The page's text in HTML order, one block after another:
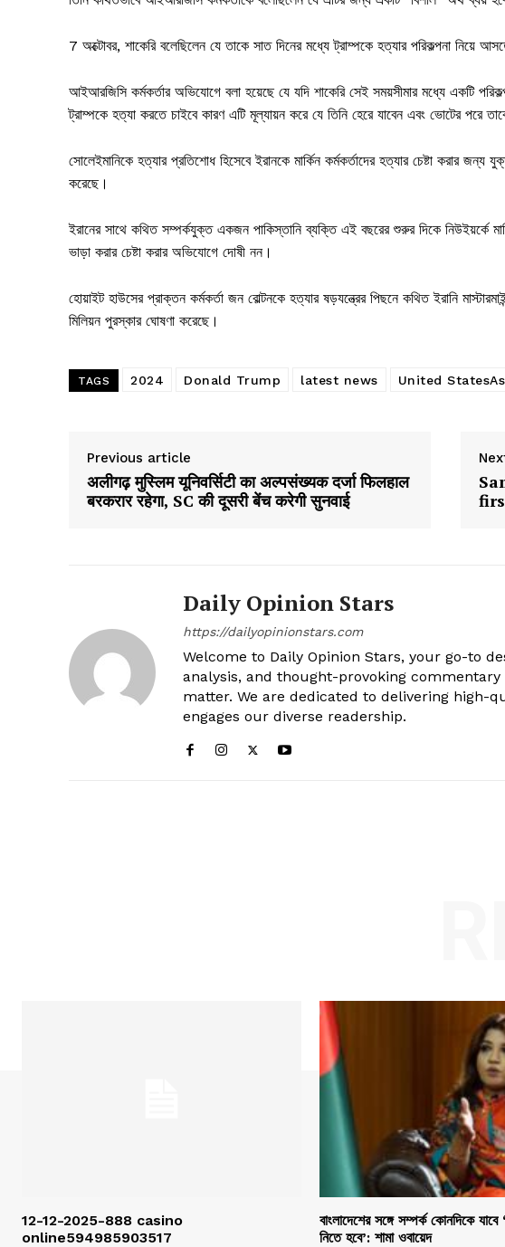
7 অক্টোবর, শাকেরি বলেছিলেন যে তাকে সাত দিনের মধ্যে ট্রাম্পকে হত্যার পরিকল্পনা নিয়ে
আইআরজিসি কর্মকর্তার অভিযোগে বলা হয়েছে যে যদি শাকেরি সেই সময়সীমার মধ্যে একটি
ট্রাম্পকে হত্যা করতে চাইবে কারণ এটি মূল্যায়ন করে যে তিনি হেরে যাবেন এবং ভোটের পরে
সোলেইমানিকে হত্যার প্রতিশোধ হিসেবে ইরানকে মার্কিন কর্মকর্তাদের হত্যার চেষ্টা করার
করেছে।
ইরানের সাথে কথিত সম্পর্কযুক্ত একজন পাকিস্তানি ব্যক্তি এই বছরের শুরুর দিকে নিউইয়র্কে
ভাড়া করার চেষ্টা করার অভিযোগে দোষী নন।
হোয়াইট হাউসের প্রাক্তন কর্মকর্তা জন বোল্টনকে হত্যার ষড়যন্ত্রের পিছনে কথিত ইরানি
মিলিয়ন পুরস্কার ঘোষণা করেছে।
TAGS 2024 Donald Trump latest news United
Previous article
अलीगढ़ मुस्लिम यूनिवर्सिटी का अल्पसंख्यक दर्जा फिलहाल
बरकरार रहेगा, SC की दूसरी बेंच करेगी सुनवाई
Daily Opinion Stars
https://dailyopinionstars.com
Welcome to Daily Opinion Stars, your go-to
analysis, and thought-provoking
matter. We are dedicated to delivering high-
engages our diverse readership.
12-12-2025-888 casino
online594985903517
বাংলাদেশের সঙ্গে সম্পর্ক কোনদিকে
নিতে হবে’: শামা ওবায়েদ